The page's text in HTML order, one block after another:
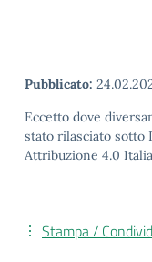
Pubblicato:
Eccetto dove
stato rilasciato sotto
Attribuzione 4.0
Stampa /